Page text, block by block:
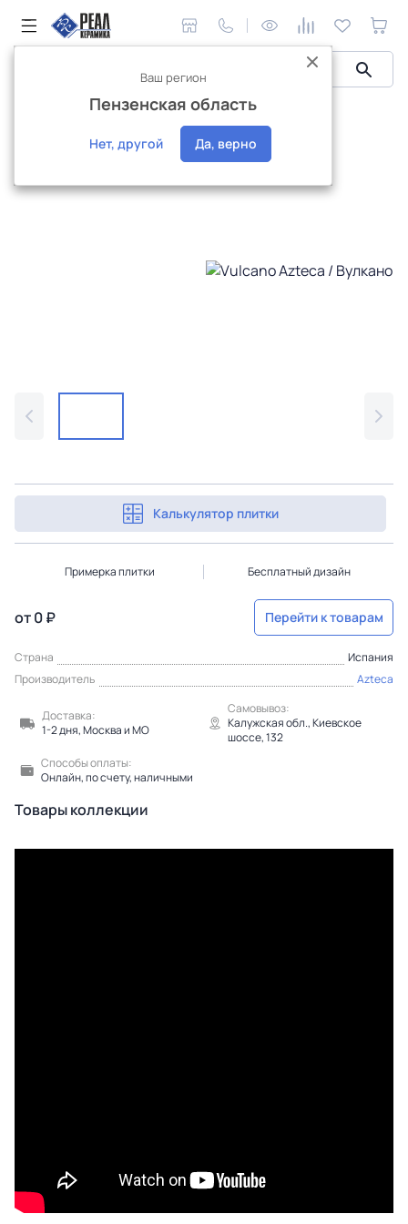
Керамическая плитка Плитка Azteca
Vulcano Azteca / Вулкано Ацтека
Калькулятор плитки
Примерка плитки Бесплатный дизайн
от 0 ₽ Перейти к товарам
Страна
Испания
Производитель
Azteca
Доставка:
1-2 дня, Москва и МО
Самовывоз:
Калужская обл., Киевское
шоссе, 132
Способы оплаты:
Онлайн, по счету, наличными
Товары коллекции
Ваш регион
Пензенская область
Нет, другой Да, верно